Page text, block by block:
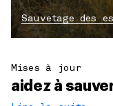
Sauvetage des
Mises à jour
aidez à